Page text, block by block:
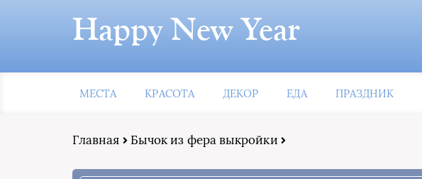
Happy New Year
МЕСТА КРАСОТА ДЕКОР ЕДА ПРАЗДНИК
Главная Бычок из фера выкройки